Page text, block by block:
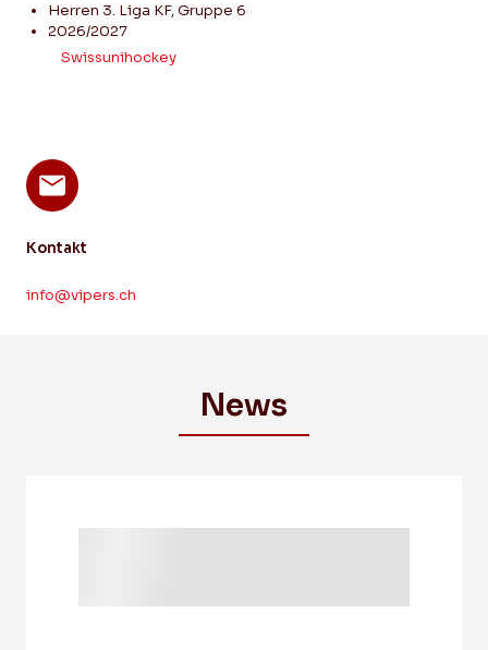
Herren 3. Liga KF, Gruppe 6
2026/2027
Swissunihockey
Kontakt
info@vipers.ch
News